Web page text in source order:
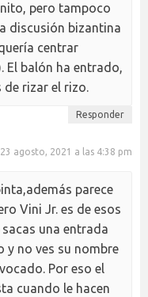
pero tampoco
discusión bizantina
centrar
El balón ha entrado,
de rizar el rizo.
Responder
23 agosto, 2021 a las 4:38 pm
parece
Vini Jr. es de esos
una entrada
y no ves su nombre
Por eso el
cuando le hacen